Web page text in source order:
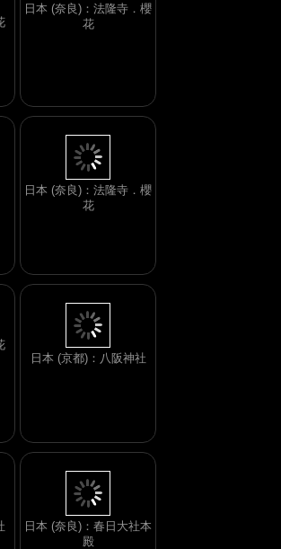
日本 (奈良)：法隆寺．櫻
花
日本 (奈良)：法隆寺．櫻
花
日本 (京都)：八阪神社
日本 (奈良)：春日大社本
殿